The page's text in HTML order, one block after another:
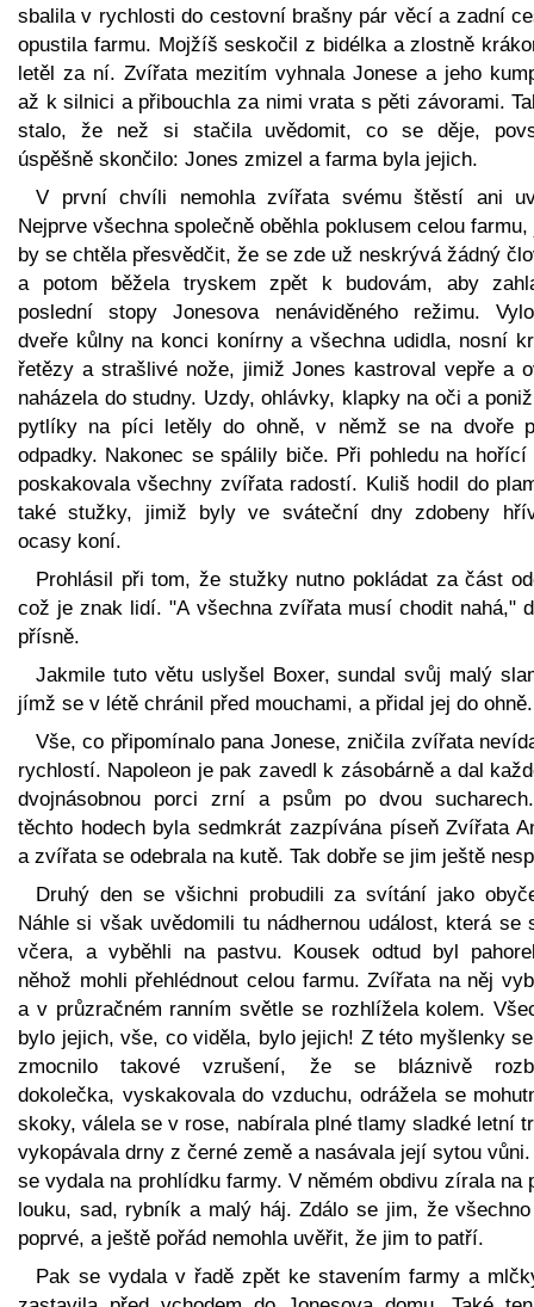
sbalila v rychlosti do cestovní brašny pár věcí a zadní
opustila farmu. Mojžíš seskočil z bidélka a zlostně
letěl za ní. Zvířata mezitím vyhnala Jonese a jeho
až k silnici a přibouchla za nimi vrata s pěti závorami.
stalo, že než si stačila uvědomit, co se děje,
úspěšně skončilo: Jones zmizel a farma byla jejich.
V první chvíli nemohla zvířata svému štěstí ani
Nejprve všechna společně oběhla poklusem celou farmu,
by se chtěla přesvědčit, že se zde už neskrývá žádný
a potom běžela tryskem zpět k budovám, aby
poslední stopy Jonesova nenáviděného režimu.
dveře kůlny na konci konírny a všechna udidla, nosní
řetězy a strašlivé nože, jimiž Jones kastroval vepře a
naházela do studny. Uzdy, ohlávky, klapky na oči a
pytlíky na píci letěly do ohně, v němž se na dvoře
odpadky. Nakonec se spálily biče. Při pohledu na hořící
poskakovala všechny zvířata radostí. Kuliš hodil do
také stužky, jimiž byly ve sváteční dny zdobeny
ocasy koní.
Prohlásil při tom, že stužky nutno pokládat za část
což je znak lidí. "A všechna zvířata musí chodit nahá,"
přísně.
Jakmile tuto větu uslyšel Boxer, sundal svůj malý
jímž se v létě chránil před mouchami, a přidal jej do ohně.
Vše, co připomínalo pana Jonese, zničila zvířata
rychlostí. Napoleon je pak zavedl k zásobárně a dal
dvojnásobnou porci zrní a psům po dvou
těchto hodech byla sedmkrát zazpívána píseň Zvířata
a zvířata se odebrala na kutě. Tak dobře se jim ještě
Druhý den se všichni probudili za svítání jako
Náhle si však uvědomili tu nádhernou událost, která se
včera, a vyběhli na pastvu. Kousek odtud byl
něhož mohli přehlédnout celou farmu. Zvířata na něj
a v průzračném ranním světle se rozhlížela kolem.
bylo jejich, vše, co viděla, bylo jejich! Z této myšlenky
zmocnilo takové vzrušení, že se bláznivě
dokolečka, vyskakovala do vzduchu, odrážela se
skoky, válela se v rose, nabírala plné tlamy sladké letní
vykopávala drny z černé země a nasávala její sytou
se vydala na prohlídku farmy. V němém obdivu zírala na
louku, sad, rybník a malý háj. Zdálo se jim, že
poprvé, a ještě pořád nemohla uvěřit, že jim to patří.
Pak se vydala v řadě zpět ke stavením farmy a